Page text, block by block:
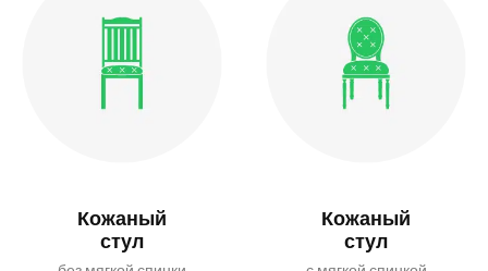
Кожаный
стул
Кожаный
стул